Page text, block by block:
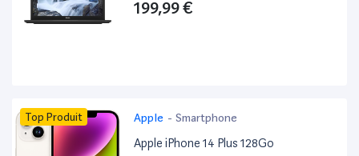
199,99 €
Top Produit Apple - Smartphone
Apple iPhone 14 Plus 128Go